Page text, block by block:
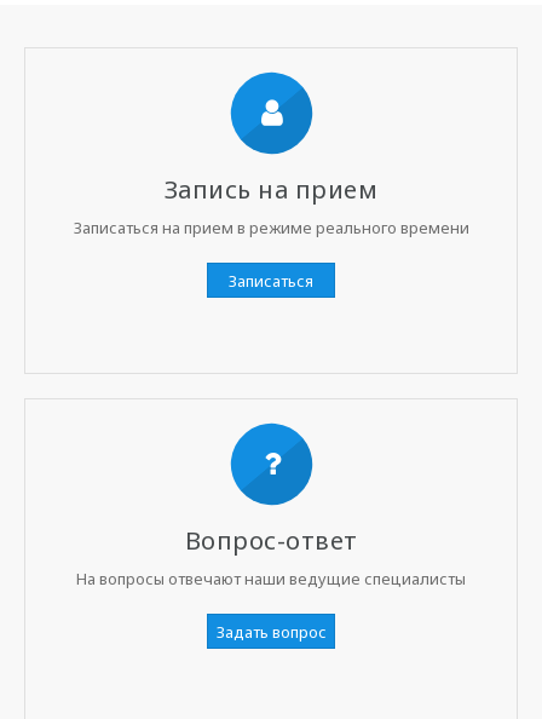
Запись на прием
Записаться на прием в режиме реального времени
Записаться
Вопрос-ответ
На вопросы отвечают наши ведущие специалисты
Задать вопрос